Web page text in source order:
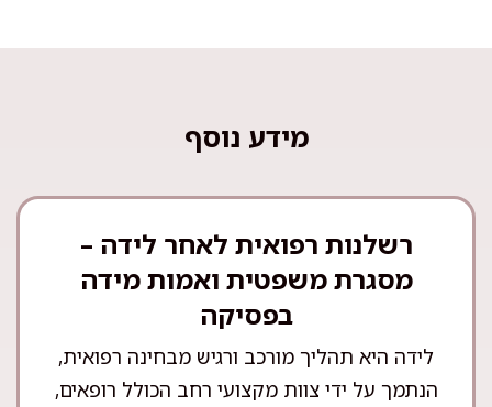
מידע נוסף
רשלנות רפואית לאחר לידה –
מסגרת משפטית ואמות מידה
בפסיקה
לידה היא תהליך מורכב ורגיש מבחינה רפואית,
הנתמך על ידי צוות מקצועי רחב הכולל רופאים,